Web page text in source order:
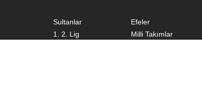
Sultanlar
Efeler
1. 2. Lig
Milli Takımlar